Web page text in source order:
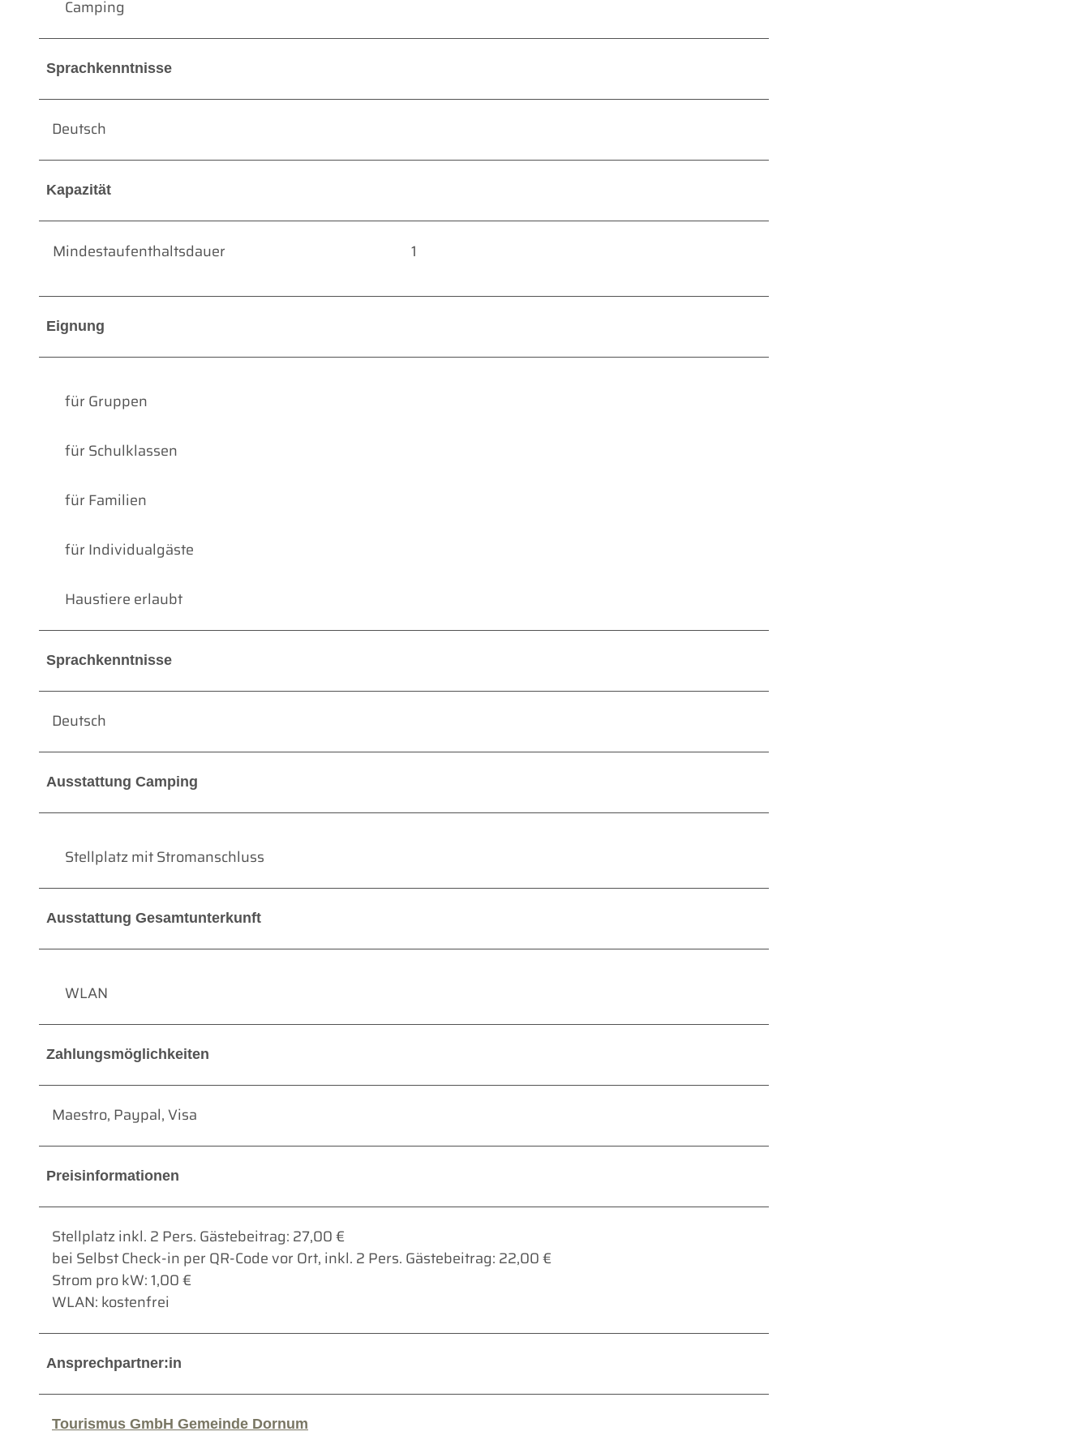
l
3
J
Camping
Sprachkenntnisse
Deutsch
Kapazität
Mindestaufenthaltsdauer 1
Eignung
für Gruppen
für Schulklassen
für Familien
für Individualgäste
Haustiere erlaubt
Sprachkenntnisse
Deutsch
Ausstattung Camping
Stellplatz mit Stromanschluss
Ausstattung Gesamtunterkunft
WLAN
Zahlungsmöglichkeiten
Maestro, Paypal, Visa
Preisinformationen
Stellplatz inkl. 2 Pers. Gästebeitrag: 27,00 €
bei Selbst Check-in per QR-Code vor Ort, inkl. 2 Pers. Gästebeitrag: 22,00 €
Strom pro kW: 1,00 €
WLAN: kostenfrei
Ansprechpartner:in
Tourismus GmbH Gemeinde Dornum